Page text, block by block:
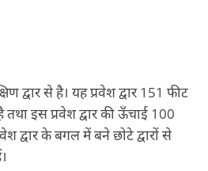
द्वार से है। यह प्रवेश द्वार 151 फीट
इस प्रवेश द्वार की ऊँचाई 100
द्वार के बगल में बने छोटे द्वारों से